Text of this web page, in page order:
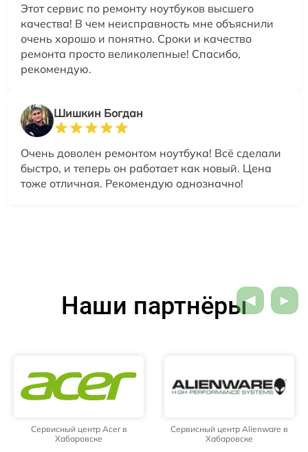
Этот сервис по ремонту ноутбуков высшего
качества! В чем неисправность мне объяснили
очень хорошо и понятно. Сроки и качество
ремонта просто великолепные! Спасибо,
рекомендую.
Шишкин Богдан
Очень доволен ремонтом ноутбука! Всё сделали
быстро, и теперь он работает как новый. Цена
тоже отличная. Рекомендую однозначно!
Наши партнёры
Сервисный центр Acer в
Хабаровске
Сервисный центр Alienware в
Хабаровске